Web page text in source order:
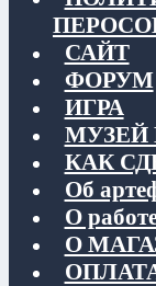
САЙТ
ФОРУМ
ИГРА
МУЗЕЙ
КАК
Об
О
О